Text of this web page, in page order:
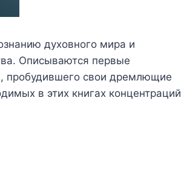
духовного мира и
Описываются первые
пробудившего свои дремлющие
в этих книгах концентраций